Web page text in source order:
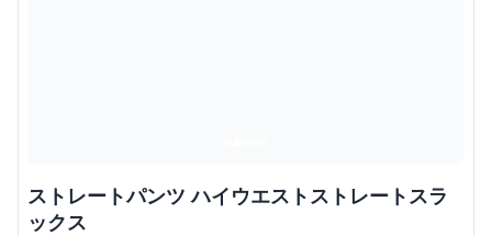
ストレートパンツ ハイウエストストレートスラ
ックス